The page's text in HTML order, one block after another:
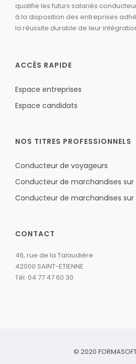
qualifie les futurs salariés
à la disposition des entreprises
la réussite durable de leur
ACCÈS RAPIDE
Espace entreprises
Espace candidats
NOS TITRES PROFESSIONNELS
Conducteur de voyageurs
Conducteur de marchandises
Conducteur de marchandises
CONTACT
46, rue de la Talaudière
42000 SAINT-ETIENNE
Tél. 04 77 47 60 30
© 2020